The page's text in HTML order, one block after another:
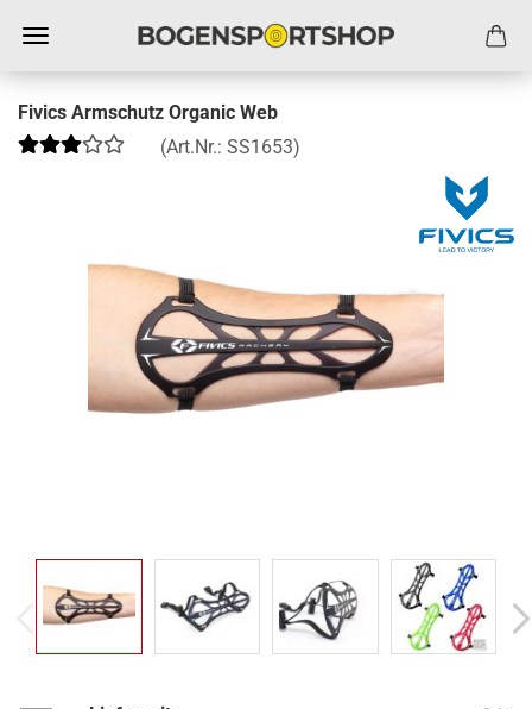
Fivics Armschutz Organic Web
(Art.Nr.: SS1653)